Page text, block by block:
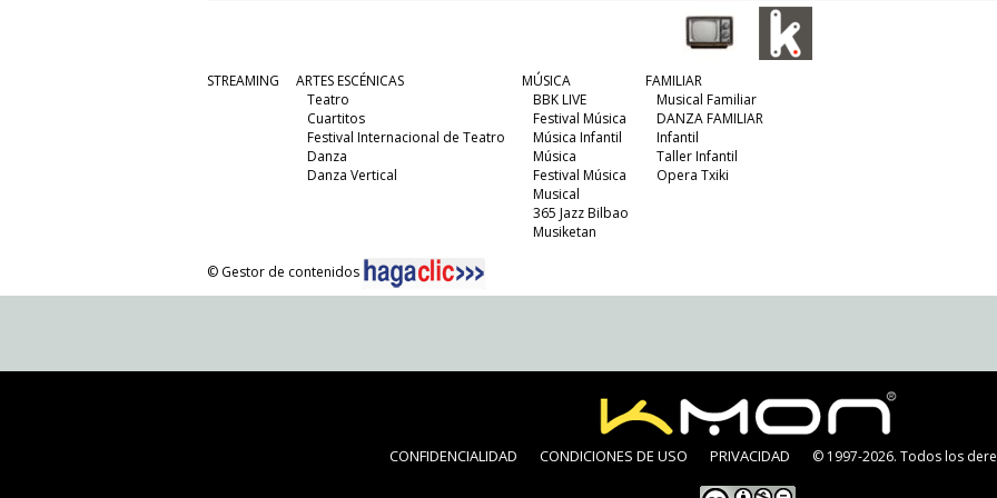
STREAMING
ARTES ESCÉNICAS
Teatro
Cuartitos
Festival Internacional de Teatro
Danza
Danza Vertical
MÚSICA
BBK LIVE
Festival Música
Música Infantil
Música
Festival Música
Musical
365 Jazz Bilbao
Musiketan
FAMILIAR
Musical Familiar
DANZA FAMILIAR
Infantil
Taller Infantil
Opera Txiki
© Gestor de contenidos
CONFIDENCIALIDAD CONDICIONES DE USO PRIVACIDAD © 1997-2026. Todos los